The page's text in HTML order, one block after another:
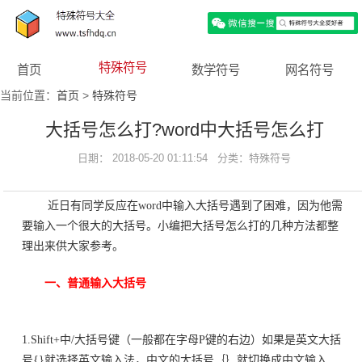
首页 特殊符号 数学符号 网名符号
当前位置： 首页 > 特殊符号
大括号怎么打?word中大括号怎么打
日期： 2018-05-20 01:11:54 分类：特殊符号
近日有同学反应在word中输入大括号遇到了困难，因为他需
要输入一个很大的大括号。小编把大括号怎么打的几种方法都整
理出来供大家参考。
一、普通输入大括号
1.Shift+中/大括号键（一般都在字母P键的右边）如果是英文大括